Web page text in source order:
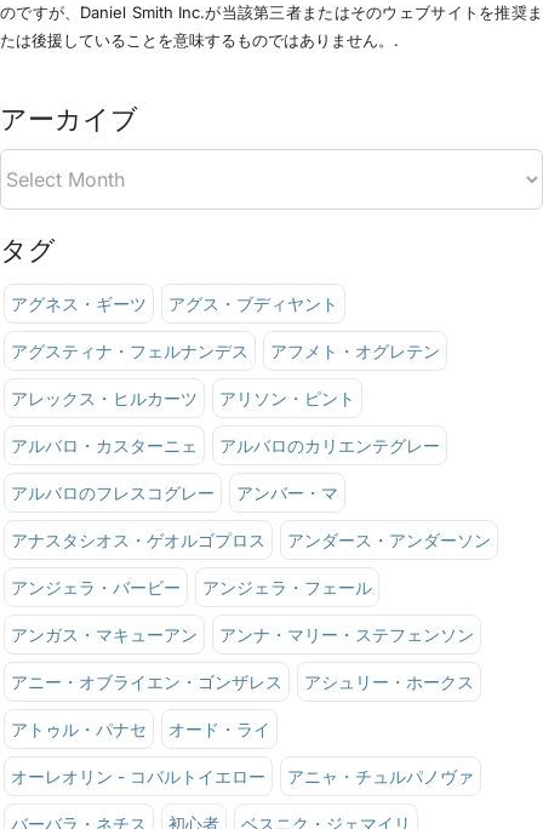
のですが、Daniel Smith Inc.が当該第三者またはそのウェブサイトを推奨ま
たは後援していることを意味するものではありません。.
アーカイブ
タグ
アグネス・ギーツ アグス・ブディヤント
アグスティナ・フェルナンデス アフメト・オグレテン
アレックス・ヒルカーツ アリソン・ピント
アルバロ・カスターニェ アルバロのカリエンテグレー
アルバロのフレスコグレー アンバー・マ
アナスタシオス・ゲオルゴプロス アンダース・アンダーソン
アンジェラ・バービー アンジェラ・フェール
アンガス・マキューアン アンナ・マリー・ステフェンソン
アニー・オブライエン・ゴンザレス アシュリー・ホークス
アトゥル・パナセ オード・ライ
オーレオリン - コバルトイエロー アニャ・チュルパノヴァ
バーバラ・ネチス 初心者 ベスニク・ジェマイリ